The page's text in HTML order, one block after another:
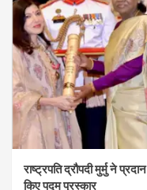
राष्ट्रपति द्रौपदी मुर्मु ने प्रदान
किए पद्म पुरस्कार